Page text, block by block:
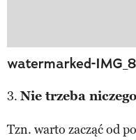
watermarked-
3. Nie trzeba
Tzn. warto zacząć od